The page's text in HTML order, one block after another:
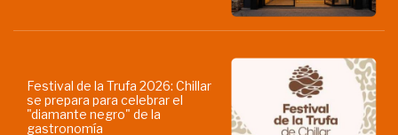
Festival de la Trufa 2026: Chillar
se prepara para celebrar el
"diamante negro" de la
gastronomía